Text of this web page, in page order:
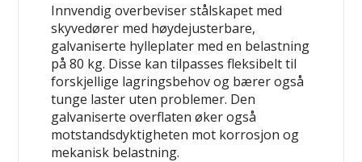
Innvendig overbeviser stålskapet med
skyvedører med høydejusterbare,
galvaniserte hylleplater med en belastning
på 80 kg. Disse kan tilpasses fleksibelt til
forskjellige lagringsbehov og bærer også
tunge laster uten problemer. Den
galvaniserte overflaten øker også
motstandsdyktigheten mot korrosjon og
mekanisk belastning.